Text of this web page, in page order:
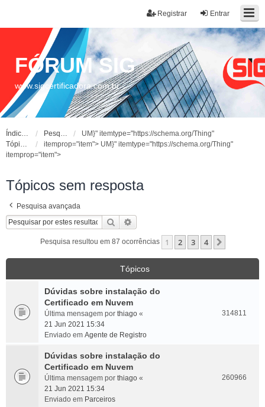
Entrar
Registrar
FÓRUM SIG
www.sigcertificadora.com.br
Índice do fórum Pesquisar
UM}" itemtype="https://schema.org/Thing"
itemprop="item">
Tópicos sem resposta
UM}" itemtype="https://schema.org/Thing"
itemprop="item">
Tópicos sem resposta
Pesquisa avançada
Pesquisar
Pesquisa resultou em 87 ocorrências 1 2 3 4
Tópicos
Dúvidas sobre instalação do
Certificado em Nuvem
Última mensagem por thiago «
21 Jun 2021 15:34
Enviado em Agente de Registro
314811
Dúvidas sobre instalação do
Certificado em Nuvem
Última mensagem por thiago «
21 Jun 2021 15:34
Enviado em Parceiros
260966